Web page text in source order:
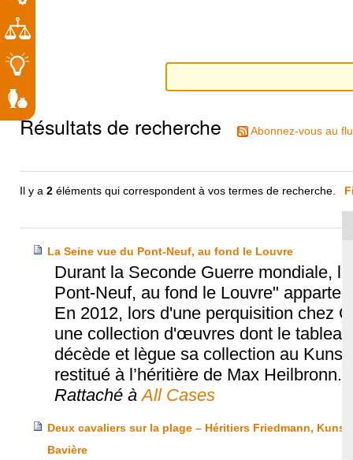
Résultats de recherche Abonnez-vous au
Il y a2 éléments qui correspondent à vos termes de recherche.
La Seine vue du Pont-Neuf, au fond le Louvre
Durant la Seconde Guerre mondiale,
Pont-Neuf, au fond le Louvre"
En 2012, lors d'une perquisition chez
une collection d'œuvres dont le
décède et lègue sa collection au
restitué à l’héritière de Max Heilbronn.
Rattaché à All Cases
Deux cavaliers sur la plage – Héritiers Friedmann,
Bavière